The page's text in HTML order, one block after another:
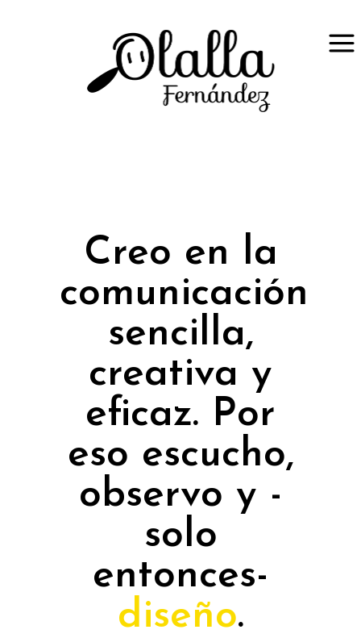
Creo en la
comunicación
sencilla,
creativa y
eficaz. Por
eso escucho,
observo y -
solo
entonces-
diseño.